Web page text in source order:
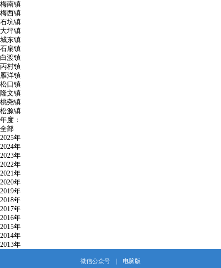
梅南镇
梅西镇
石坑镇
大坪镇
城东镇
石扇镇
白渡镇
丙村镇
雁洋镇
松口镇
隆文镇
桃尧镇
松源镇
年度：
全部
2025年
2024年
2023年
2022年
2021年
2020年
2019年
2018年
2017年
2016年
2015年
2014年
2013年
微信公众号 电脑版